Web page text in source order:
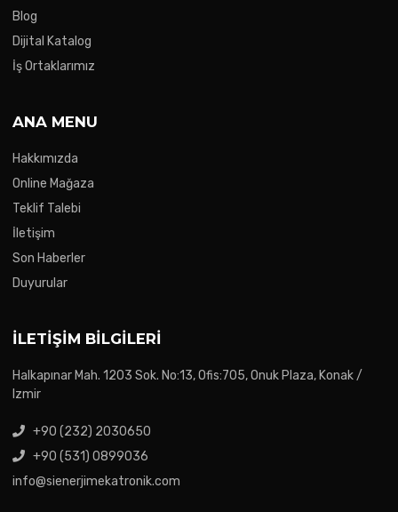
Blog
Dijital Katalog
İş Ortaklarımız
ANA MENU
Hakkımızda
Online Mağaza
Teklif Talebi
İletişim
Son Haberler
Duyurular
İLETIŞIM BILGILERI
Halkapınar Mah. 1203 Sok. No:13, Ofis:705, Onuk Plaza, Konak /
Izmir
+90 (232) 2030650
+90 (531) 0899036
info@sienerjimekatronik.com